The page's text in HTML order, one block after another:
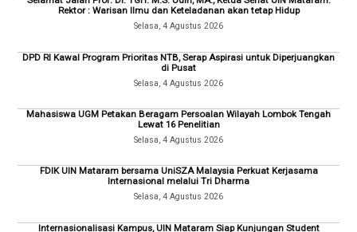
Rektor : Warisan Ilmu dan Keteladanan akan tetap Hidup
Selasa, 4 Agustus 2026
DPD RI Kawal Program Prioritas NTB, Serap Aspirasi untuk Diperjuangkan
di Pusat
Selasa, 4 Agustus 2026
Mahasiswa UGM Petakan Beragam Persoalan Wilayah Lombok Tengah
Lewat 16 Penelitian
Selasa, 4 Agustus 2026
FDIK UIN Mataram bersama UniSZA Malaysia Perkuat Kerjasama
Internasional melalui Tri Dharma
Selasa, 4 Agustus 2026
Internasionalisasi Kampus, UIN Mataram Siap Kunjungan Student